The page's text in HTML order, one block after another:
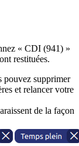
« CDI (941) »
restituées.
pouvez supprimer
et relancer votre
de la façon